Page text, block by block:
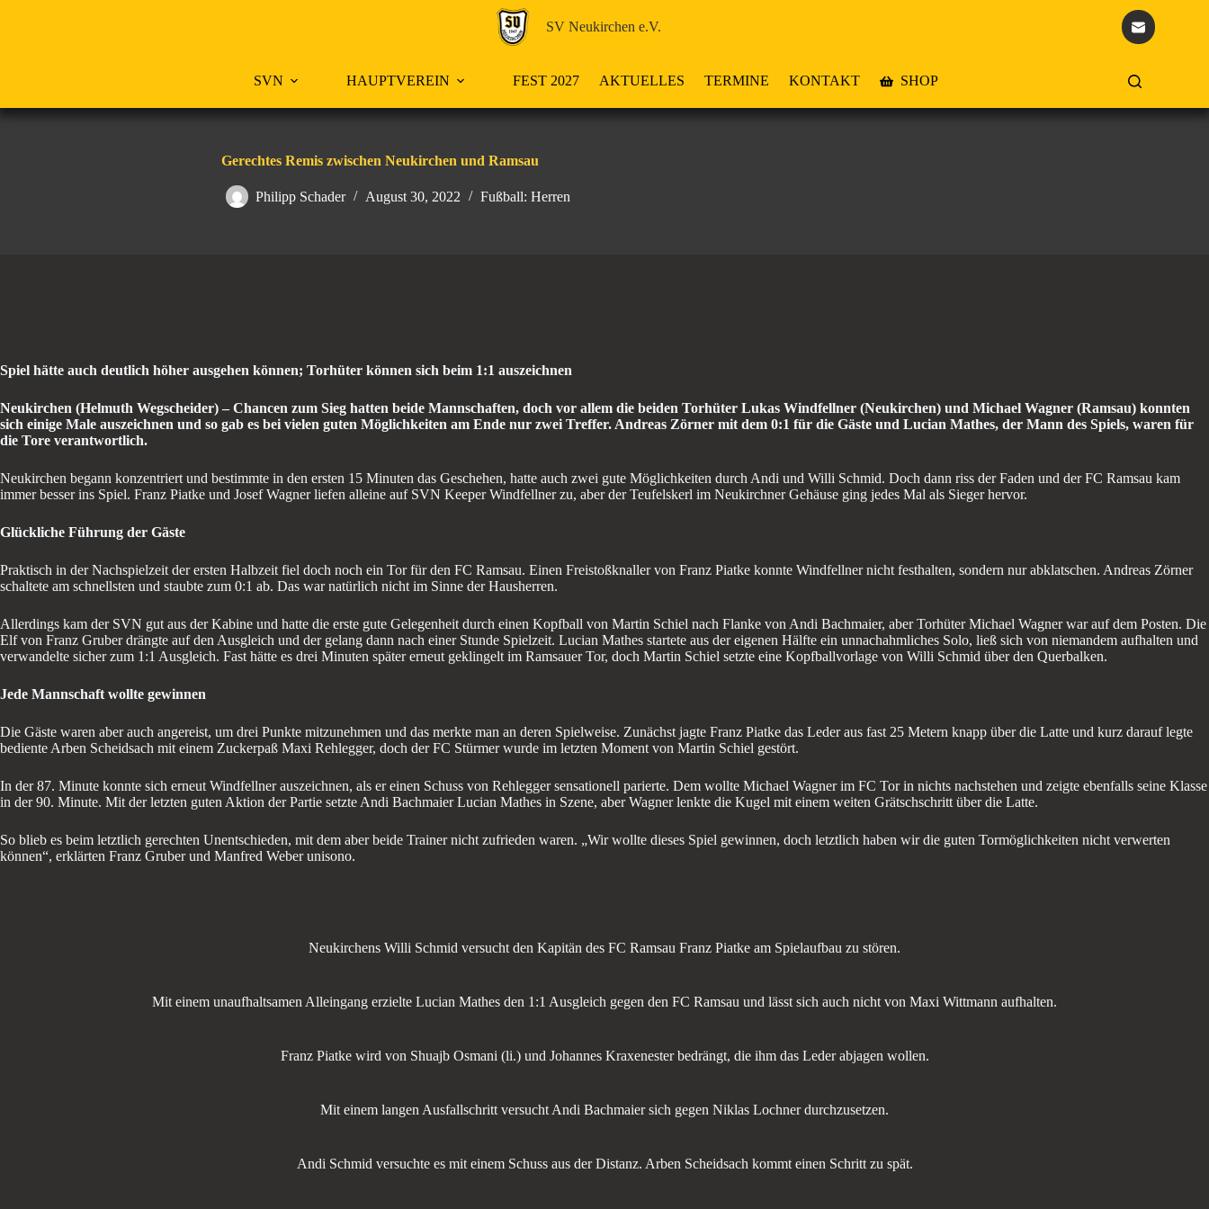
SV Neukirchen e.V.
SVN HAUPTVEREIN FEST 2027 AKTUELLES TERMINE KONTAKT SHOP
Gerechtes Remis zwischen Neukirchen und Ramsau
Philipp Schader August 30, 2022 Fußball: Herren
Spiel hätte auch deutlich höher ausgehen können; Torhüter können sich beim 1:1 auszeichnen
Neukirchen (Helmuth Wegscheider) – Chancen zum Sieg hatten beide Mannschaften, doch vor allem die beiden Torhüter Lukas Windfellner (Neukirchen) und Michael Wagner (Ramsau) konnten
sich einige Male auszeichnen und so gab es bei vielen guten Möglichkeiten am Ende nur zwei Treffer. Andreas Zörner mit dem 0:1 für die Gäste und Lucian Mathes, der Mann des Spiels, waren für
die Tore verantwortlich.
Neukirchen begann konzentriert und bestimmte in den ersten 15 Minuten das Geschehen, hatte auch zwei gute Möglichkeiten durch Andi und Willi Schmid. Doch dann riss der Faden und der FC Ramsau kam
immer besser ins Spiel. Franz Piatke und Josef Wagner liefen alleine auf SVN Keeper Windfellner zu, aber der Teufelskerl im Neukirchner Gehäuse ging jedes Mal als Sieger hervor.
Glückliche Führung der Gäste
Praktisch in der Nachspielzeit der ersten Halbzeit fiel doch noch ein Tor für den FC Ramsau. Einen Freistoßknaller von Franz Piatke konnte Windfellner nicht festhalten, sondern nur abklatschen. Andreas Zörner
schaltete am schnellsten und staubte zum 0:1 ab. Das war natürlich nicht im Sinne der Hausherren.
Allerdings kam der SVN gut aus der Kabine und hatte die erste gute Gelegenheit durch einen Kopfball von Martin Schiel nach Flanke von Andi Bachmaier, aber Torhüter Michael Wagner war auf dem Posten. Die
Elf von Franz Gruber drängte auf den Ausgleich und der gelang dann nach einer Stunde Spielzeit. Lucian Mathes startete aus der eigenen Hälfte ein unnachahmliches Solo, ließ sich von niemandem aufhalten und
verwandelte sicher zum 1:1 Ausgleich. Fast hätte es drei Minuten später erneut geklingelt im Ramsauer Tor, doch Martin Schiel setzte eine Kopfballvorlage von Willi Schmid über den Querbalken.
Jede Mannschaft wollte gewinnen
Die Gäste waren aber auch angereist, um drei Punkte mitzunehmen und das merkte man an deren Spielweise. Zunächst jagte Franz Piatke das Leder aus fast 25 Metern knapp über die Latte und kurz darauf legte
bediente Arben Scheidsach mit einem Zuckerpaß Maxi Rehlegger, doch der FC Stürmer wurde im letzten Moment von Martin Schiel gestört.
In der 87. Minute konnte sich erneut Windfellner auszeichnen, als er einen Schuss von Rehlegger sensationell parierte. Dem wollte Michael Wagner im FC Tor in nichts nachstehen und zeigte ebenfalls seine Klasse
in der 90. Minute. Mit der letzten guten Aktion der Partie setzte Andi Bachmaier Lucian Mathes in Szene, aber Wagner lenkte die Kugel mit einem weiten Grätschschritt über die Latte.
So blieb es beim letztlich gerechten Unentschieden, mit dem aber beide Trainer nicht zufrieden waren. „Wir wollte dieses Spiel gewinnen, doch letztlich haben wir die guten Tormöglichkeiten nicht verwerten
können“, erklärten Franz Gruber und Manfred Weber unisono.
Neukirchens Willi Schmid versucht den Kapitän des FC Ramsau Franz Piatke am Spielaufbau zu stören.
Mit einem unaufhaltsamen Alleingang erzielte Lucian Mathes den 1:1 Ausgleich gegen den FC Ramsau und lässt sich auch nicht von Maxi Wittmann aufhalten.
Franz Piatke wird von Shuajb Osmani (li.) und Johannes Kraxenester bedrängt, die ihm das Leder abjagen wollen.
Mit einem langen Ausfallschritt versucht Andi Bachmaier sich gegen Niklas Lochner durchzusetzen.
Andi Schmid versuchte es mit einem Schuss aus der Distanz. Arben Scheidsach kommt einen Schritt zu spät.